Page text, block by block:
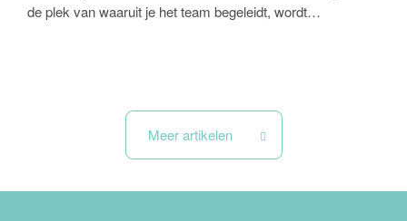
de plek van waaruit je het team begeleidt, wordt…
Meer artikelen